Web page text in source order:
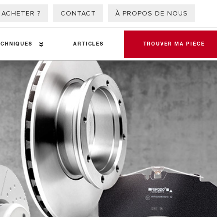
? CONTACT À PROPOS DE NOUS
de friction
ARTICLES TROUVER MA PIÈCE